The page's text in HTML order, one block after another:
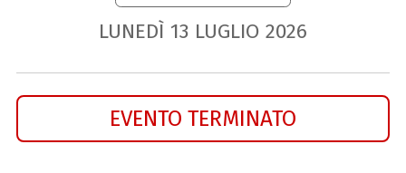
LUNEDÌ 13 LUGLIO 2026
EVENTO TERMINATO